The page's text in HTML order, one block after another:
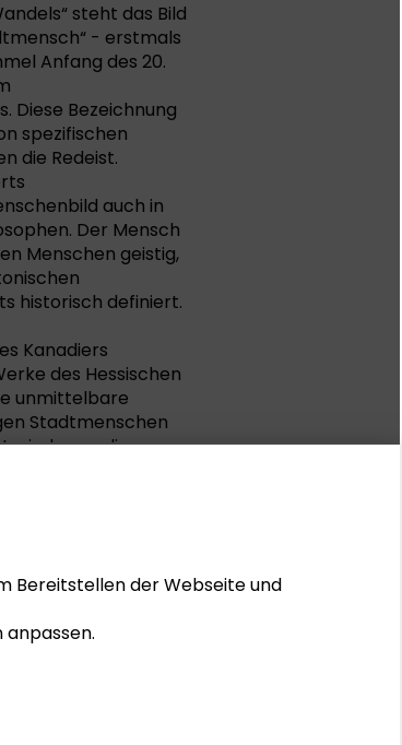
steht das Bild
- erstmals
Anfang des 20.
Diese Bezeichnung
spezifischen
die Redeist.
auch in
Der Mensch
Menschen geistig,
historisch definiert.
Kanadiers
des Hessischen
unmittelbare
Stadtmenschen
wiederum die
39 Seiten
Bereitstellen der Webseite und
anpassen.